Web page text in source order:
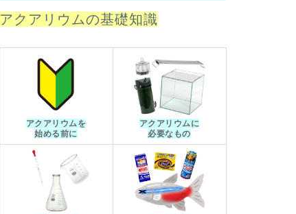
アクアリウムの基礎知識
アクアリウムを
始める前に
アクアリウムに
必要なもの